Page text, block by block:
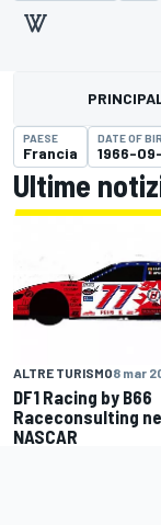
PAESE
Francia
DATE OF
1966-
Ultime
ALTRE TURISMO8 mar
DF1 Racing by B66
Raceconsulting
NASCAR